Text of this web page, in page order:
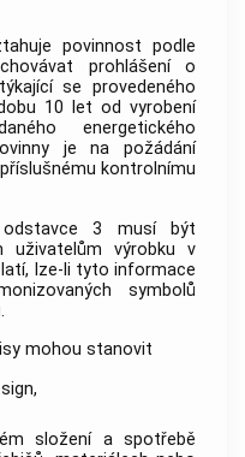
povinnost podle
prohlášení o
se provedeného
10 let od vyrobení
energetického
je na požádání
kontrolnímu
odstavce 3 musí být
uživatelům výrobku v
lze-li tyto informace
symbolů
mohou stanovit
složení a spotřebě